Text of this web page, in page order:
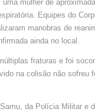
E
FERIDO
EM
mulher de
Equipes do
manobras de
ainda no local.
fraturas e foi
na colisão não sofreu
da Polícia Militar e